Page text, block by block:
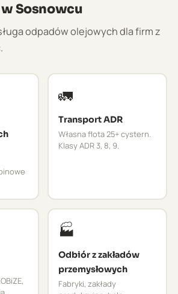
w Sosnowcu
odpadów olejowych dla firm z
🚛
Transport ADR
Własna flota 25+ cystern.
Klasy ADR 3, 8, 9.
🏭
Odbiór z zakładów
przemysłowych
Fabryki, zakłady